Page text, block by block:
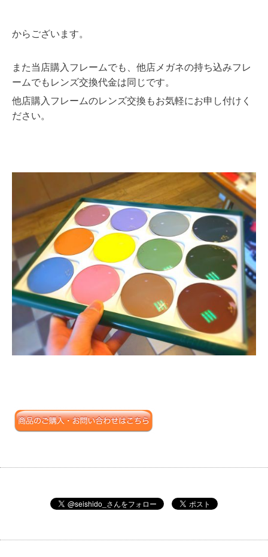
からございます。
また当店購入フレームでも、他店メガネの持ち込みフレ
ームでもレンズ交換代金は同じです。
他店購入フレームのレンズ交換もお気軽にお申し付けく
ださい。